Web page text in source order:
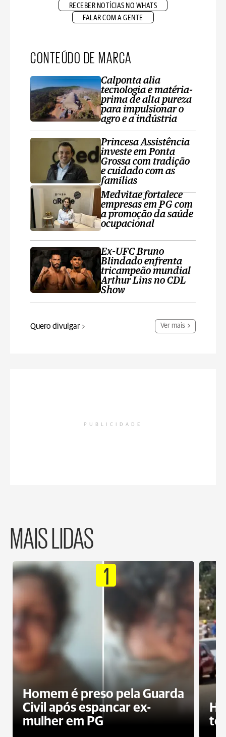
RECEBER NOTÍCIAS NO WHATS
FALAR COM A GENTE
CONTEÚDO DE MARCA
Calponta alia
tecnologia e matéria-
prima de alta pureza
para impulsionar o
agro e a indústria
Princesa Assistência
investe em Ponta
Grossa com tradição
e cuidado com as
famílias
Medvitae fortalece
empresas em PG com
a promoção da saúde
ocupacional
Ex-UFC Bruno
Blindado enfrenta
tricampeão mundial
Arthur Lins no CDL
Show
Quero divulgar Ver mais
PUBLICIDADE
MAIS LIDAS
1
Homem é preso pela Guarda
Civil após espancar ex-
mulher em PG